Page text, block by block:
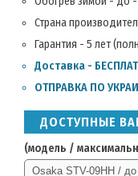
Страна
Гарантия - 5 лет
Доставка -
ОТПРАВКА ПО
ДОСТУПНЫЕ
(модель /